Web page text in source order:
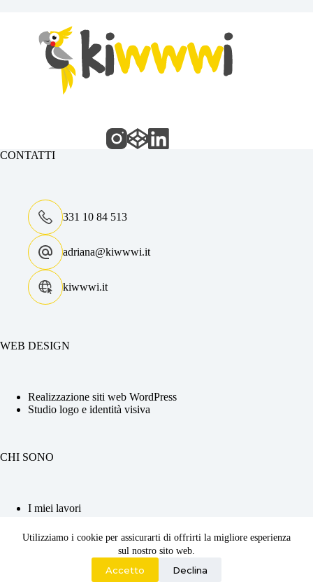
Utilizziamo i cookie per assicurarti di offrirti la migliore esperienza
sul nostro sito web.
Accetto Declina
CONTATTI
331 10 84 513
adriana@kiwwwi.it
kiwwwi.it
WEB DESIGN
Realizzazione siti web WordPress
Studio logo e identità visiva
CHI SONO
I miei lavori
Competenze e CV
Kiwwwi di Adriana Chiabrera
12560620010 | Codice SDI : JKKZDGR